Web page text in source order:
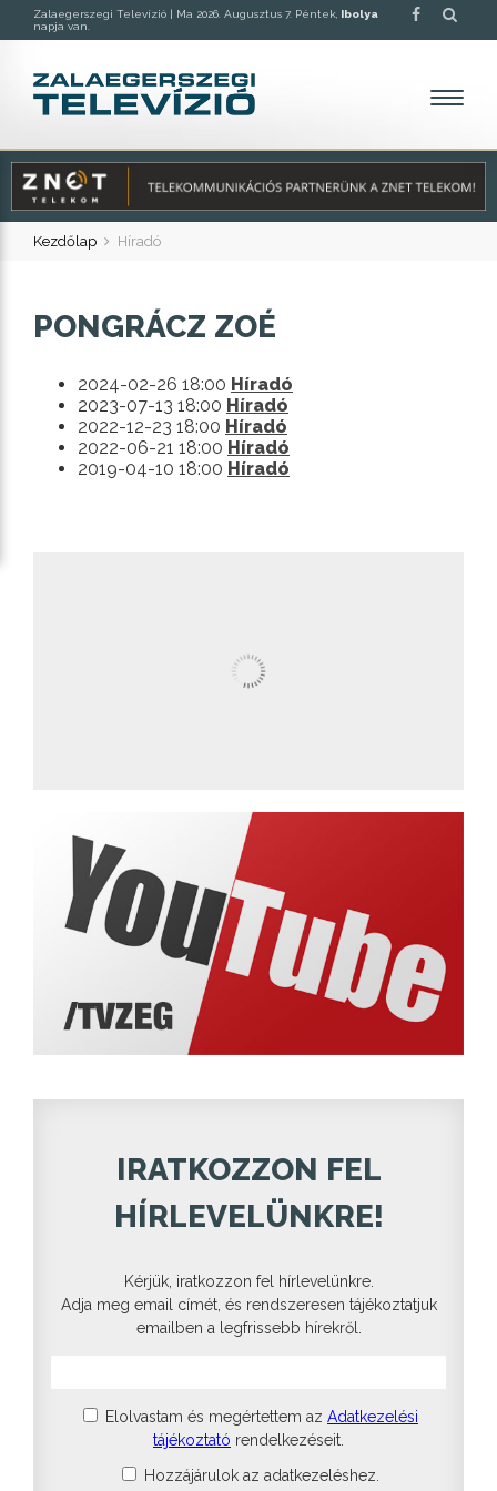
Zalaegerszegi Televízió | Ma 2026. Augusztus 7. Péntek, Ibolya
napja van.
Kezdőlap Híradó
PONGRÁCZ ZOÉ
2024-02-26 18:00 Híradó
2023-07-13 18:00 Híradó
2022-12-23 18:00 Híradó
2022-06-21 18:00 Híradó
2019-04-10 18:00 Híradó
IRATKOZZON FEL
HÍRLEVELÜNKRE!
Kérjük, iratkozzon fel hírlevelünkre.
Adja meg email címét, és rendszeresen tájékoztatjuk
emailben a legfrissebb hírekről.
Elolvastam és megértettem az Adatkezelési
tájékoztató rendelkezéseit.
Hozzájárulok az adatkezeléshez.